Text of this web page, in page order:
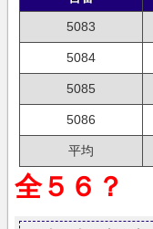
5083
5084
5085
5086
平均
全５６？